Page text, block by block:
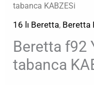
tabanca KABZESi
16 lı Beretta, Beretta
Beretta f92
tabanca